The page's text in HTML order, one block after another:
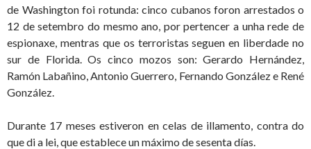
de Washington foi rotunda: cinco cubanos foron arrestados o
12 de setembro do mesmo ano, por pertencer a unha rede de
espionaxe, mentras que os terroristas seguen en liberdade no
sur de Florida. Os cinco mozos son: Gerardo Hernández,
Ramón Labañino, Antonio Guerrero, Fernando González e René
González.
Durante 17 meses estiveron en celas de illamento, contra do
que di a lei, que establece un máximo de sesenta días.